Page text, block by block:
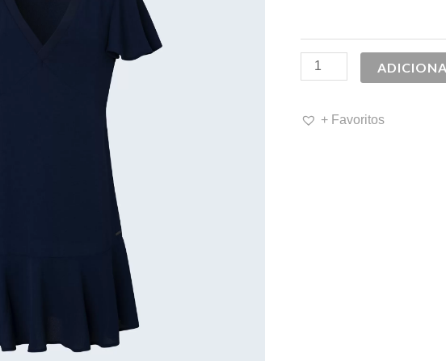
+ Favoritos